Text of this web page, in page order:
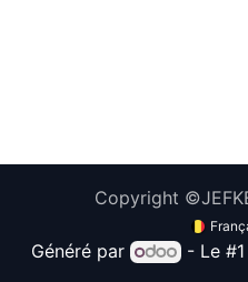
Copyright
Généré par - Le #1